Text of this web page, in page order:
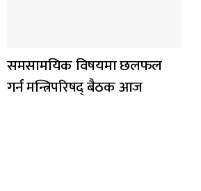
समसामयिक विषयमा छलफल
गर्न मन्त्रिपरिषद् बैठक आज